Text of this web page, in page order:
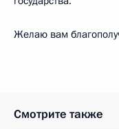
Желаю вам
Смотрите также